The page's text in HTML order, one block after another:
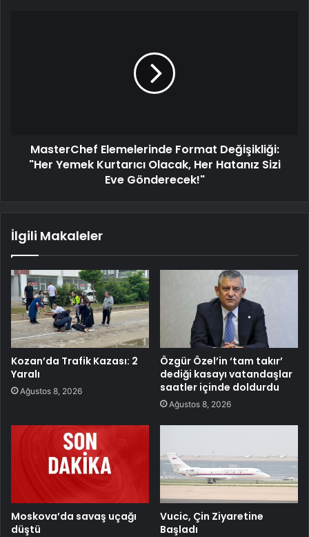
MasterChef Elemelerinde Format Değişikliği:
"Her Yemek Kurtarıcı Olacak, Her Hatanız Sizi
Eve Gönderecek!"
İlgili Makaleler
Kozan’da Trafik Kazası: 2
Yaralı
Ağustos 8, 2026
Özgür Özel’in ‘tam takır’
dediği kasayı vatandaşlar
saatler içinde doldurdu
Ağustos 8, 2026
Moskova’da savaş uçağı
düştü
Vucic, Çin Ziyaretine
Başladı